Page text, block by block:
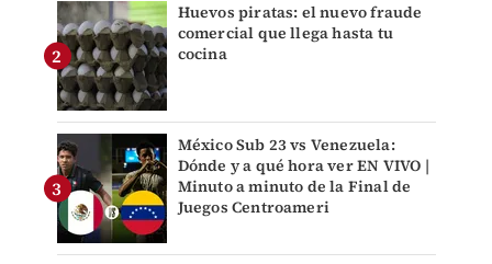
Huevos piratas: el nuevo fraude
comercial que llega hasta tu
cocina
México Sub 23 vs Venezuela:
Dónde y a qué hora ver EN VIVO |
Minuto a minuto de la Final de
Juegos Centroameri